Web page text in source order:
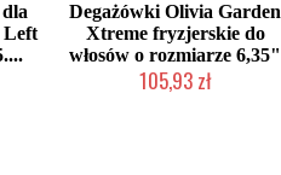
Left
Degażówki Olivia Garden
Xtreme fryzjerskie do
włosów o rozmiarze 6,35"
105,93 zł